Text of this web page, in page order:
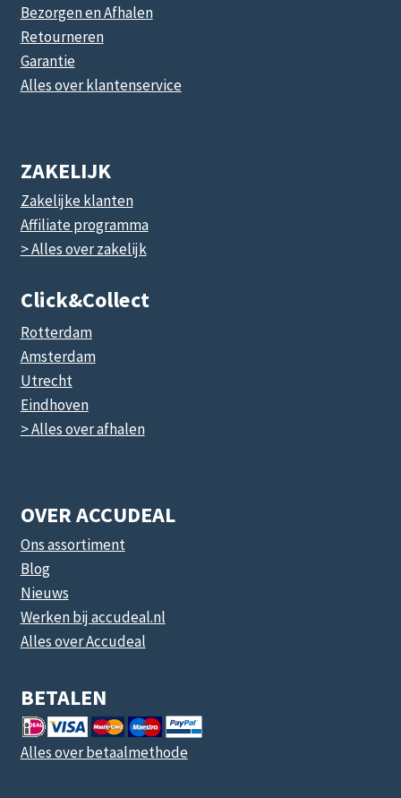
Bezorgen en Afhalen
Retourneren
Garantie
Alles over klantenservice
ZAKELIJK
Zakelijke klanten
Affiliate programma
> Alles over zakelijk
Click&collect
Rotterdam
Amsterdam
Utrecht
Eindhoven
> Alles over afhalen
OVER ACCUDEAL
Ons assortiment
Blog
Nieuws
Werken bij accudeal.nl
Alles over Accudeal
BETALEN
Alles over betaalmethode